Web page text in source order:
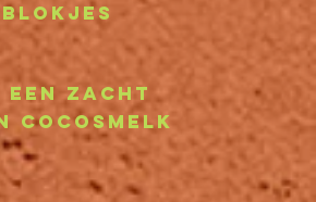
zacht
cocosmelk